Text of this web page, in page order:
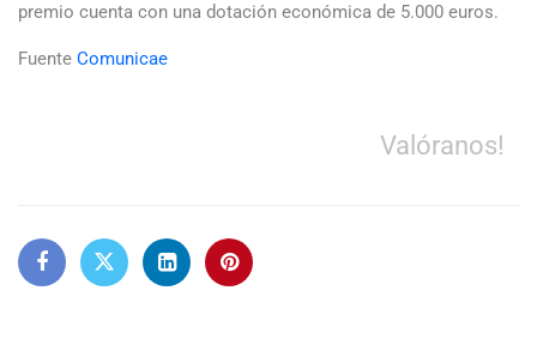
premio cuenta con una dotación económica de 5.000 euros.
Fuente Comunicae
Valóranos!